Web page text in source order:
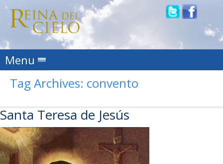
Menu Skip to content
Tag Archives: convento
Santa Teresa de Jesús